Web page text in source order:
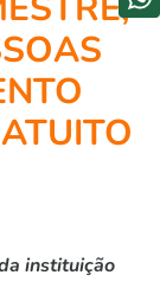
instituição